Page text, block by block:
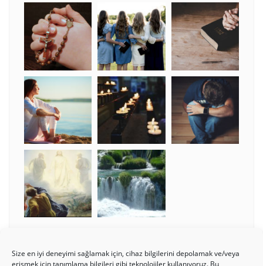
Size en iyi deneyimi sağlamak için, cihaz bilgilerini depolamak ve/veya
erişmek için tanımlama bilgileri gibi teknolojiler kullanıyoruz. Bu